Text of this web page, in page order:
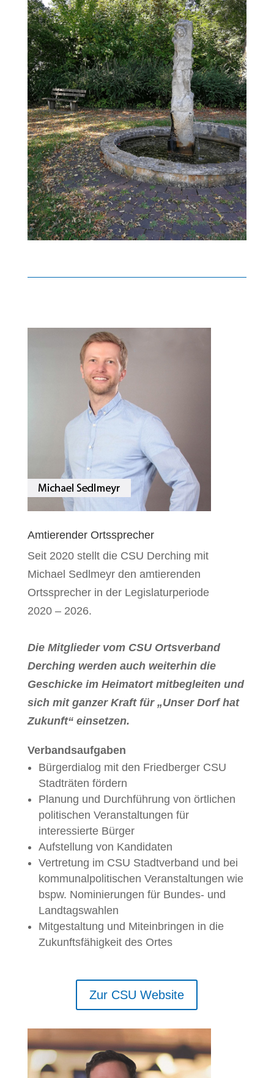
Amtierender Ortssprecher
Seit 2020 stellt die CSU Derching mit
Michael Sedlmeyr den amtierenden
Ortssprecher in der Legislaturperiode
2020 – 2026.
Die Mitglieder vom CSU Ortsverband
Derching werden auch weiterhin die
Geschicke im Heimatort mitbegleiten und
sich mit ganzer Kraft für „Unser Dorf hat
Zukunft“ einsetzen.
Verbandsaufgaben
Bürgerdialog mit den Friedberger CSU
Stadträten fördern
Planung und Durchführung von örtlichen
politischen Veranstaltungen für
interessierte Bürger
Aufstellung von Kandidaten
Vertretung im CSU Stadtverband und bei
kommunalpolitischen Veranstaltungen wie
bspw. Nominierungen für Bundes- und
Landtagswahlen
Mitgestaltung und Miteinbringen in die
Zukunftsfähigkeit des Ortes
Zur CSU Website